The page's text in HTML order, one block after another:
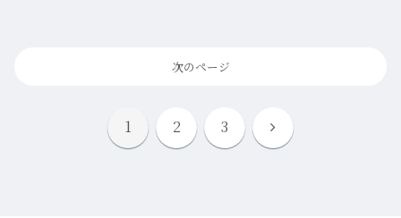
次のページ
1 2 3
次